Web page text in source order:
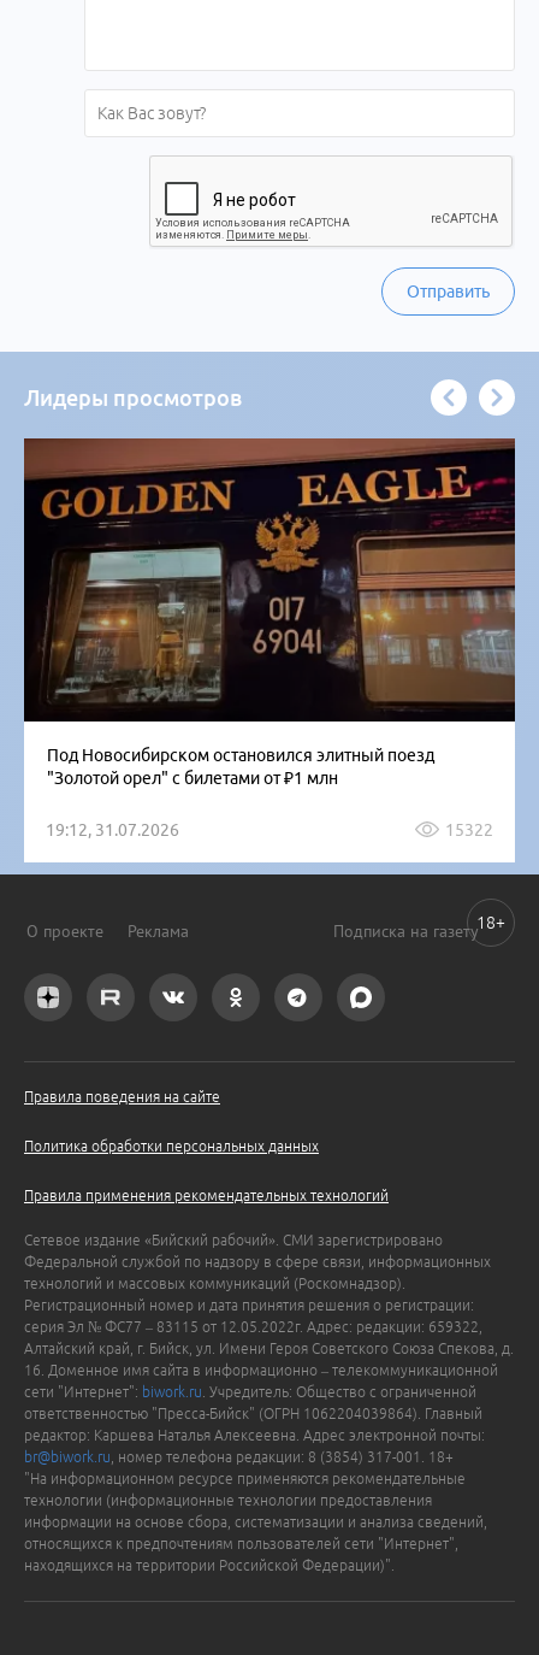
Отправить
Лидеры просмотров
Под Новосибирском остановился элитный поезд
"Золотой орел" с билетами от ₽1 млн
19:12, 31.07.2026 15322
О проекте Реклама Подписка на газету
Правила поведения на сайте
Политика обработки персональных данных
Правила применения рекомендательных технологий
Сетевое издание «Бийский рабочий». СМИ зарегистрировано
Федеральной службой по надзору в сфере связи, информационных
технологий и массовых коммуникаций (Роскомнадзор).
Регистрационный номер и дата принятия решения о регистрации:
серия Эл № ФС77 – 83115 от 12.05.2022г. Адрес: редакции: 659322,
Алтайский край, г. Бийск, ул. Имени Героя Советского Союза Спекова, д.
16. Доменное имя сайта в информационно – телекоммуникационной
сети "Интернет": biwork.ru . Учредитель: Общество с ограниченной
ответственностью "Пресса-Бийск" (ОГРН 1062204039864). Главный
редактор: Каршева Наталья Алексеевна. Адрес электронной почты:
br@biwork.ru , номер телефона редакции: 8 (3854) 317-001. 18+
"На информационном ресурсе применяются рекомендательные
технологии (информационные технологии предоставления
информации на основе сбора, систематизации и анализа сведений,
относящихся к предпочтениям пользователей сети "Интернет",
находящихся на территории Российской Федерации)".
18+